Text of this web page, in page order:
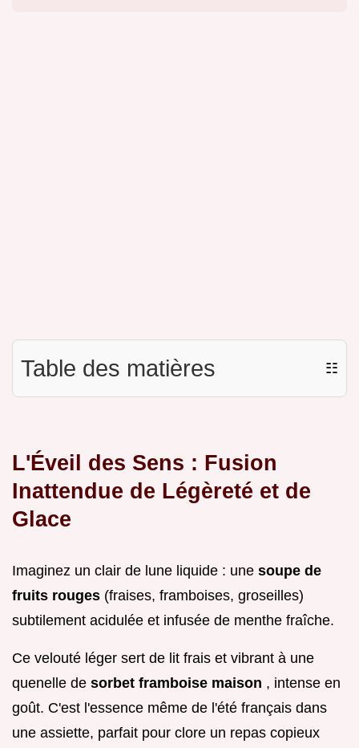
Table des matières ☷
L'Éveil des Sens : Fusion
Inattendue de Légèreté et de
Glace
Imaginez un clair de lune liquide : une soupe de
fruits rouges (fraises, framboises, groseilles)
subtilement acidulée et infusée de menthe fraîche.
Ce velouté léger sert de lit frais et vibrant à une
quenelle de sorbet framboise maison , intense en
goût. C'est l'essence même de l'été français dans
une assiette, parfait pour clore un repas copieux